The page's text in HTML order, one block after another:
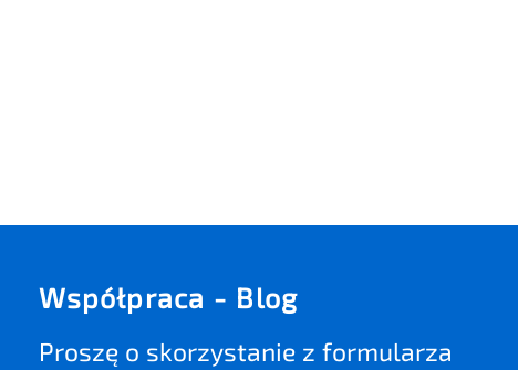
Współpraca - Blog
Proszę o skorzystanie z formularza